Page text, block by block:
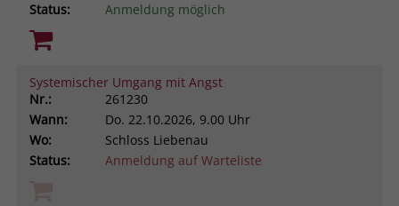
Status:
Anmeldung möglich
Systemischer Umgang mit Angst
Nr.:
261230
Wann:
Do. 22.10.2026, 9.00 Uhr
Wo:
Schloss Liebenau
Status:
Anmeldung auf Warteliste